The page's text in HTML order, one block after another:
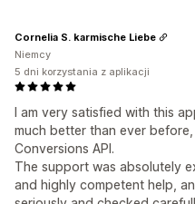
I am very satisfied with this
much better than ever
Conversions API.
The support was absolutely
and highly competent help,
Cornelia S. karmische Liebe
Niemcy
5 dni korzystania z aplikacji